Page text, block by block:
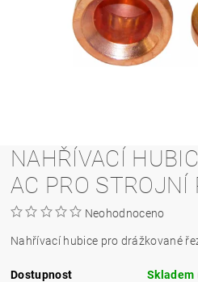
NAHŘÍVACÍ
AC PRO STROJNÍ
Neohodnoceno
Nahřívací hubice pro drážkované
Dostupnost Skladem